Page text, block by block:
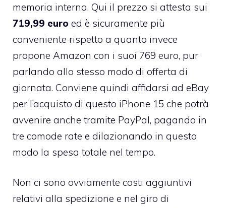
memoria interna. Qui il prezzo si attesta sui
719,99 euro ed è sicuramente più
conveniente rispetto a quanto invece
propone Amazon con i suoi 769 euro, pur
parlando allo stesso modo di offerta di
giornata. Conviene quindi affidarsi ad eBay
per l’acquisto di questo iPhone 15 che potrà
avvenire anche tramite PayPal, pagando in
tre comode rate e dilazionando in questo
modo la spesa totale nel tempo.
Non ci sono ovviamente costi aggiuntivi
relativi alla spedizione e nel giro di